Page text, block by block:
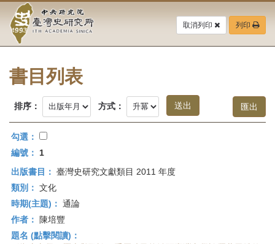
要
中
央
研
究
院-
臺
灣
史
研
究
取消列印 列印
書目列表
排序： 方式：
勾選：
編號：
1
出版書目： 臺灣史研究文獻類目 2011 年度
類別： 文化
時期(主題)： 通論
作者：
陳培豐
題名 (點擊閱讀)：